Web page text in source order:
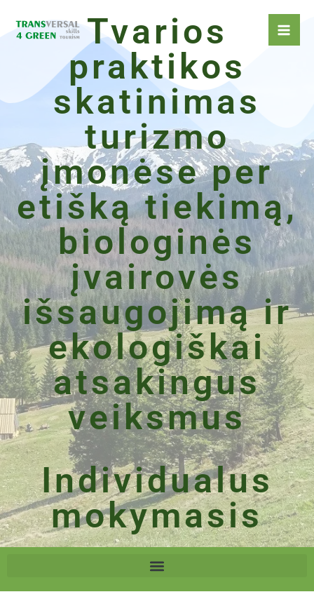
prie
Tvarios
praktikos
skatinimas
turizmo
įmonėse per
etišką tiekimą,
biologinės
įvairovės
išsaugojimą ir
ekologiškai
atsakingus
veiksmus
Individualus
mokymasis